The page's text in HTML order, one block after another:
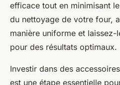
efficace tout en minimisant
du nettoyage de votre four,
manière uniforme et
pour des résultats optimaux.
Investir dans des
est une étape essentielle